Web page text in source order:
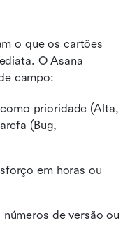
o que os cartões
O Asana
campo:
prioridade (Alta,
(Bug,
em horas ou
de versão ou